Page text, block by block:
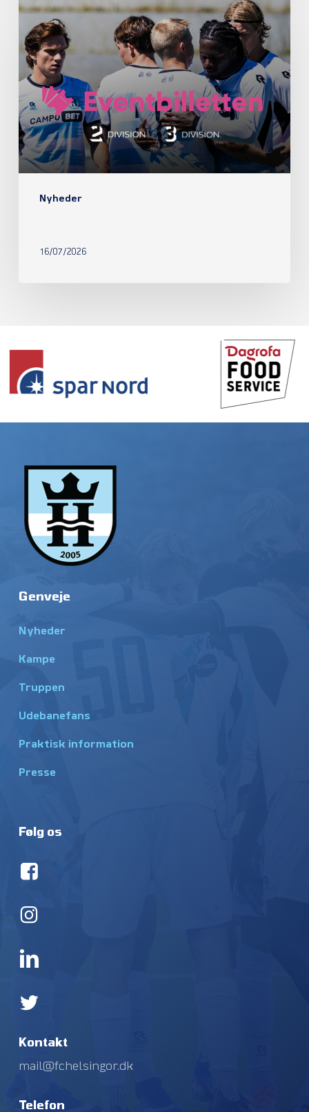
Nyheder
16/07/2026
Genveje
Nyheder
Kampe
Truppen
Udebanefans
Praktisk information
Presse
Følg os
Kontakt
mail@fchelsingor.dk
Telefon